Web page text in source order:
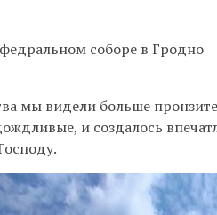
соборе в Гродно
мы видели больше
и создалось